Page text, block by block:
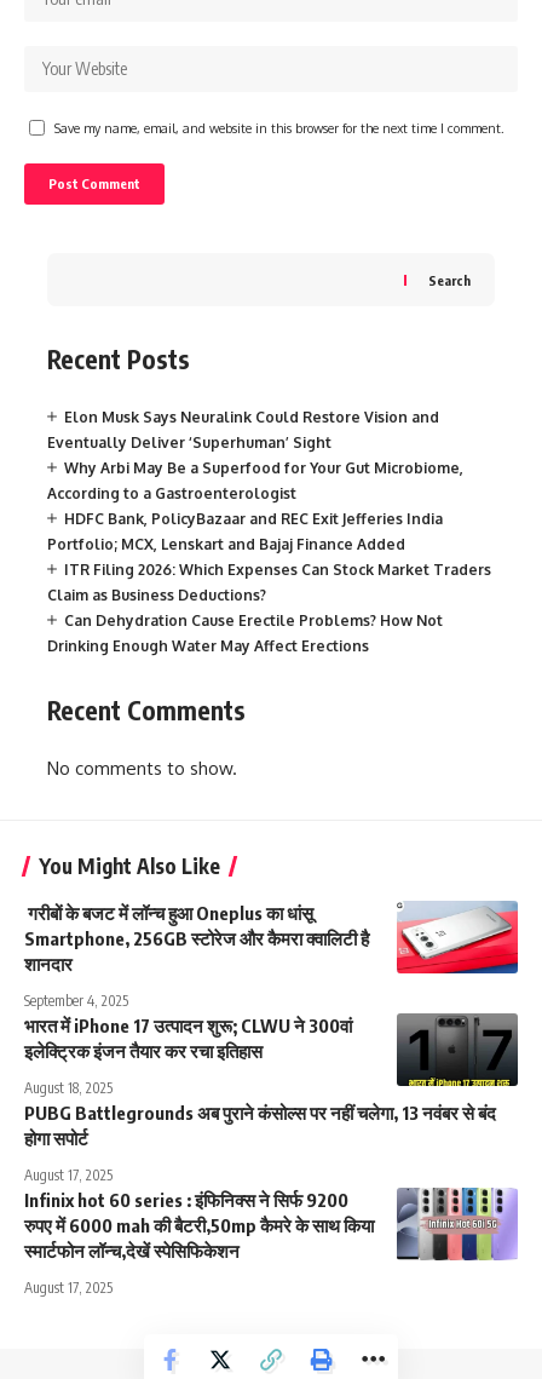
Save my name, email, and website in this browser for the next time I comment.
Search
Recent Posts
Elon Musk Says Neuralink Could Restore Vision and
Eventually Deliver ‘Superhuman’ Sight
Why Arbi May Be a Superfood for Your Gut Microbiome,
According to a Gastroenterologist
HDFC Bank, PolicyBazaar and REC Exit Jefferies India
Portfolio; MCX, Lenskart and Bajaj Finance Added
ITR Filing 2026: Which Expenses Can Stock Market Traders
Claim as Business Deductions?
Can Dehydration Cause Erectile Problems? How Not
Drinking Enough Water May Affect Erections
Recent Comments
No comments to show.
You Might Also Like
गरीबों के बजट में लॉन्च हुआ Oneplus का धांसू
Smartphone, 256GB स्टोरेज और कैमरा क्वालिटी है
शानदार
September 4, 2025
भारत में iPhone 17 उत्पादन शुरू; CLWU ने 300वां
इलेक्ट्रिक इंजन तैयार कर रचा इतिहास
August 18, 2025
PUBG Battlegrounds अब पुराने कंसोल्स पर नहीं चलेगा, 13 नवंबर से बंद
होगा सपोर्ट
August 17, 2025
Infinix hot 60 series : इंफिनिक्स ने सिर्फ 9200
रुपए में 6000 mah की बैटरी,50mp कैमरे के साथ किया
स्मार्टफोन लॉन्च,देखें स्पेसिफिकेशन
August 17, 2025